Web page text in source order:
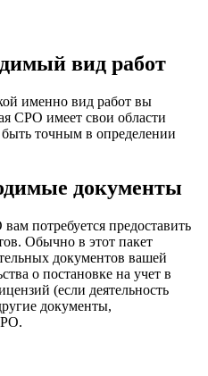
вид работ
именно вид работ вы
СРО имеет свои области
точным в определении
документы
потребуется предоставить
Обычно в этот пакет
документов вашей
о постановке на учет в
(если деятельность
документы,